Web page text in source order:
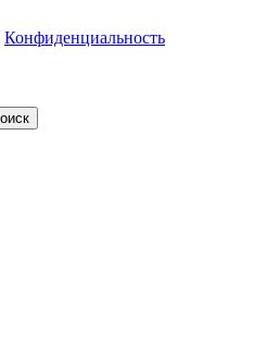
Конфиденциальность